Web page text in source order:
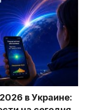
в Украине: